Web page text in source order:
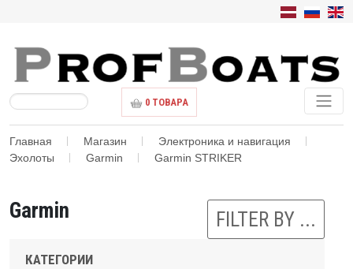
0 ТОВАРА
Главная Магазин
Электроника и навигация
Эхолоты
Garmin Garmin STRIKER
Garmin FILTER BY ...
КАТЕГОРИИ